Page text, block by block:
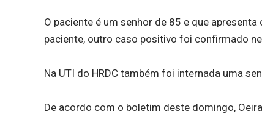
O paciente é um senhor de 85 e que
paciente, outro caso positivo foi confirmado
Na UTI do HRDC também foi internada uma
De acordo com o boletim deste domingo,